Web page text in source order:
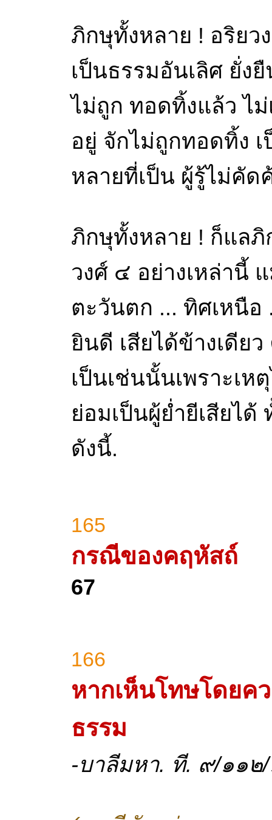
ภิกษุทั้งหลาย ! อริยว
เป็นธรรมอันเลิศ ยั่ง
ไม่ถูก ทอดทิ้งแล้ว ไ
อยู่ จักไม่ถูกทอดทิ้ง
หลายที่เป็น ผู้รู้ไม่คัด
ภิกษุทั้งหลาย ! ก็แล
วงศ์ ๔ อย่างเหล่านี้
ตะวันตก ... ทิศเหนือ
ยินดี เสียได้ข้างเดีย
เป็นเช่นนั้นเพราะเ
ย่อมเป็นผู้ย่ำยีเสียไ
ดังนี้.
165
กรณีของคฤหัสถ์
67
166
หากเห็นโทษโดยค
ธรรม
-บาลีมหา. ที. ๙/๑๑๒